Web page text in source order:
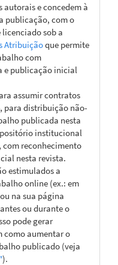
autorais e concedem à
publicação, com o
sob a
Atribuiçãoque permite
com
e publicação inicial
assumir contratos
para distribuição não-
publicada nesta
institucional
reconhecimento
nesta revista.
estimulados a
online (ex.: em
na sua página
ou durante o
pode gerar
como aumentar o
publicado (veja
).